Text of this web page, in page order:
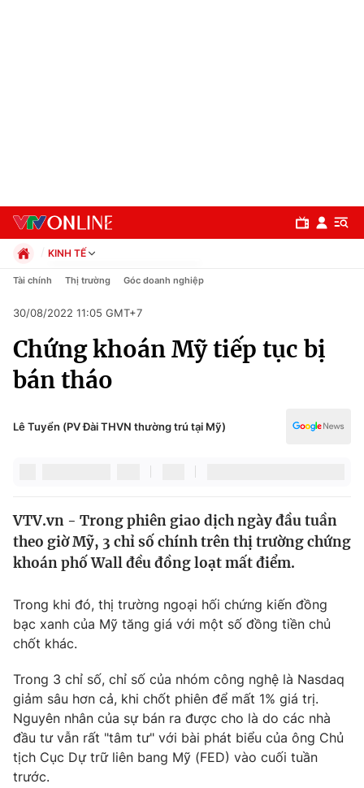
Chuyên mục
Chính trị
Thế giới
Thế giới đó đây
Kinh tế
Tài chính
Thị trường
Góc doanh nghiệp
Dữ liệu và đời sống
Truyền hình
Phim VTV
Hậu trường
Giải trí
Điện ảnh
KINH TẾ
Chính trị
Pháp luật
Kinh tế
Thể thao
Truyền hình
Y tế
Tài chính Thị trường Góc doanh nghiệp
30/08/2022 11:05 GMT+7
Chứng khoán Mỹ tiếp tục bị
bán tháo
Lê Tuyển (PV Đài THVN thường trú tại Mỹ)
VTV.vn - Trong phiên giao dịch ngày đầu tuần
theo giờ Mỹ, 3 chỉ số chính trên thị trường chứng
khoán phố Wall đều đồng loạt mất điểm.
Trong khi đó, thị trường ngoại hối chứng kiến đồng
bạc xanh của Mỹ tăng giá với một số đồng tiền chủ
chốt khác.
Trong 3 chỉ số, chỉ số của nhóm công nghệ là Nasdaq
giảm sâu hơn cả, khi chốt phiên để mất 1% giá trị.
Nguyên nhân của sự bán ra được cho là do các nhà
đầu tư vẫn rất "tâm tư" với bài phát biểu của ông Chủ
tịch Cục Dự trữ liên bang Mỹ (FED) vào cuối tuần
trước.